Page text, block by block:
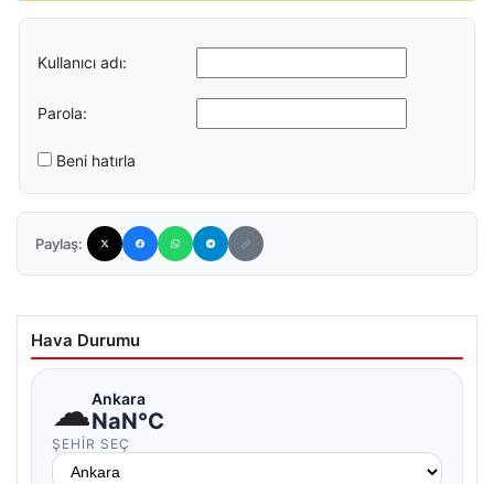
Kullanıcı adı:
Parola:
Beni hatırla
Paylaş:
Hava Durumu
☁Ankara
NaN°C
ŞEHIR SEÇ